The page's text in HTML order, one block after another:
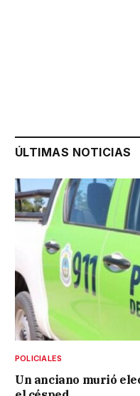
ÚLTIMAS NOTICIAS
POLICIALES
Un anciano murió